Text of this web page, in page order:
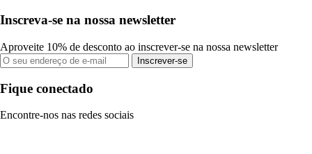
Inscreva-se na nossa newsletter
Aproveite 10% de desconto ao inscrever-se na nossa newsletter
Inscrever-se
Fique conectado
Encontre-nos nas redes sociais